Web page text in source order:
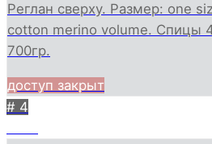
Реглан сверху. Размер: one
cotton merino volume. Спицы
700гр.
доступ закрыт
# 4